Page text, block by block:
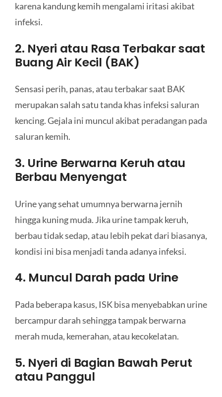
karena kandung kemih mengalami iritasi akibat
infeksi.
2. Nyeri atau Rasa Terbakar saat
Buang Air Kecil (BAK)
Sensasi perih, panas, atau terbakar saat BAK
merupakan salah satu tanda khas infeksi saluran
kencing. Gejala ini muncul akibat peradangan pada
saluran kemih.
3. Urine Berwarna Keruh atau
Berbau Menyengat
Urine yang sehat umumnya berwarna jernih
hingga kuning muda. Jika urine tampak keruh,
berbau tidak sedap, atau lebih pekat dari biasanya,
kondisi ini bisa menjadi tanda adanya infeksi.
4. Muncul Darah pada Urine
Pada beberapa kasus, ISK bisa menyebabkan urine
bercampur darah sehingga tampak berwarna
merah muda, kemerahan, atau kecokelatan.
5. Nyeri di Bagian Bawah Perut
atau Panggul